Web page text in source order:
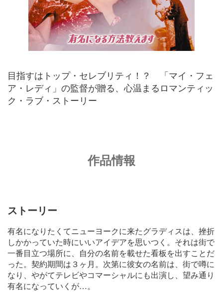
目指すはトップ・セレブリティ！？ 「マイ・フェ
ア・レディ」の監督が贈る、心温まるロマンティッ
ク・ラブ・ストーリー
作品情報
ストーリー
有名になりたくてニューヨークに来たグラディスは、挫折
しかかっていた時にいいアイデアを思いつく。それは街で
一番目立つ場所に、自分の名前を載せた看板を出すことだ
った。契約期間は３ヶ月。次第に彼女の名前は、街で噂に
なり、やがてテレビやコマーシャルにも出演し、望み通り
有名になっていくが…。